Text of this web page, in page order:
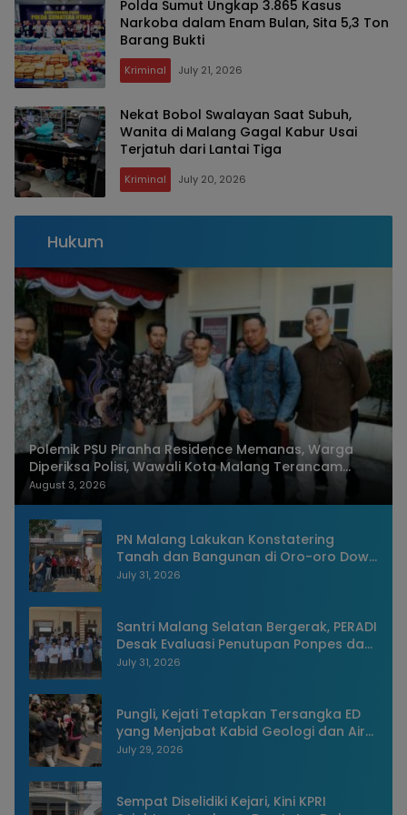
Polda Sumut Ungkap 3.865 Kasus
Narkoba dalam Enam Bulan, Sita 5,3 Ton
Barang Bukti
Kriminal July 21, 2026
Nekat Bobol Swalayan Saat Subuh,
Wanita di Malang Gagal Kabur Usai
Terjatuh dari Lantai Tiga
Kriminal July 20, 2026
Hukum
Polemik PSU Piranha Residence Memanas, Warga
Diperiksa Polisi, Wawali Kota Malang Terancam
Dilaporkan
August 3, 2026
PN Malang Lakukan Konstatering
Tanah dan Bangunan di Oro-oro Dowo
Kota Malang
July 31, 2026
Santri Malang Selatan Bergerak, PERADI
Desak Evaluasi Penutupan Ponpes dan
Penangkapan Pengasuh
July 31, 2026
Pungli, Kejati Tetapkan Tersangka ED
yang Menjabat Kabid Geologi dan Air
Tanah Dinas ESDM Jatim
July 29, 2026
Sempat Diselidiki Kejari, Kini KPRI